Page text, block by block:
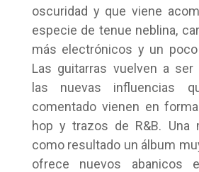
oscuridad y que viene
especie de tenue neblina,
más electrónicos y un
Las guitarras vuelven a
las nuevas influencias
comentado vienen en
hop y trazos de R&B. Una
como resultado un álbum
ofrece nuevos abanicos